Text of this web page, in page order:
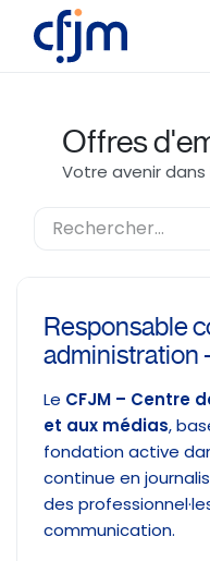
Offres
Votre avenir
Responsable
administration
Le CFJM – Centre
et aux médias,
fondation active
continue en
des
communication.